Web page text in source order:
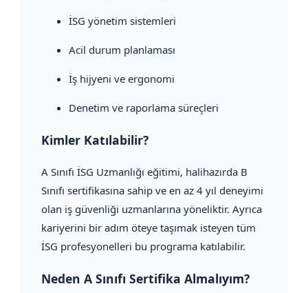
İSG yönetim sistemleri
Acil durum planlaması
İş hijyeni ve ergonomi
Denetim ve raporlama süreçleri
Kimler Katılabilir?
A Sınıfı İSG Uzmanlığı eğitimi, halihazırda B
Sınıfı sertifikasına sahip ve en az 4 yıl deneyimi
olan iş güvenliği uzmanlarına yöneliktir. Ayrıca
kariyerini bir adım öteye taşımak isteyen tüm
İSG profesyonelleri bu programa katılabilir.
Neden A Sınıfı Sertifika Almalıyım?